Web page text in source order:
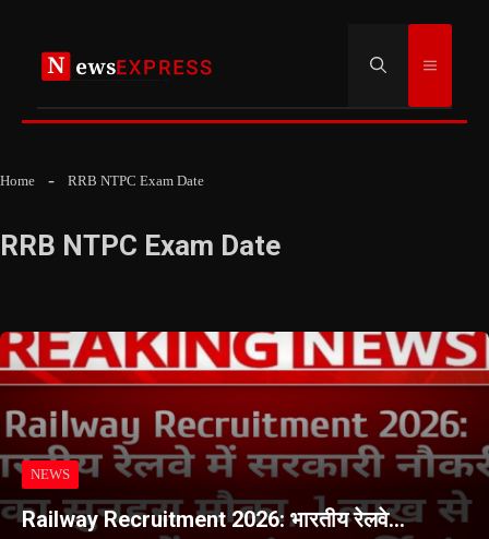
content
Menu
Home RRB NTPC Exam Date
RRB NTPC Exam Date
NEWS
Railway Recruitment 2026: भारतीय रेलवे…